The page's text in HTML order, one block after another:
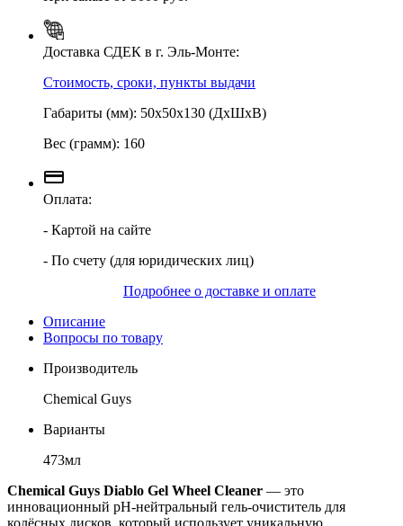
Доставка СДЕК в г. Эль-Монте:
Стоимость, сроки, пункты выдачи
Габариты (мм): 50х50х130 (ДхШхВ)
Вес (грамм): 160
Оплата:
- Картой на сайте
- По счету (для юридических лиц)
Подробнее о доставке и оплате
Описание
Вопросы по товару
Производитель
Chemical Guys
Варианты
473мл
Chemical Guys Diablo Gel Wheel Cleaner — это
инновационный pH-нейтральный гель-очиститель для
колёсных дисков, который использует уникальную